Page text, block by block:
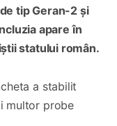
tip Geran-2 și
apare în
statului român.
a stabilit
multor probe